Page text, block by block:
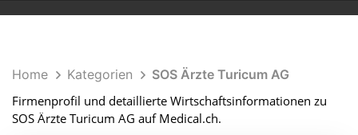
Home Kategorien
SOS Ärzte Turicum AG
Firmenprofil und detaillierte Wirtschaftsinformationen zu
SOS Ärzte Turicum AG auf Medical.ch.